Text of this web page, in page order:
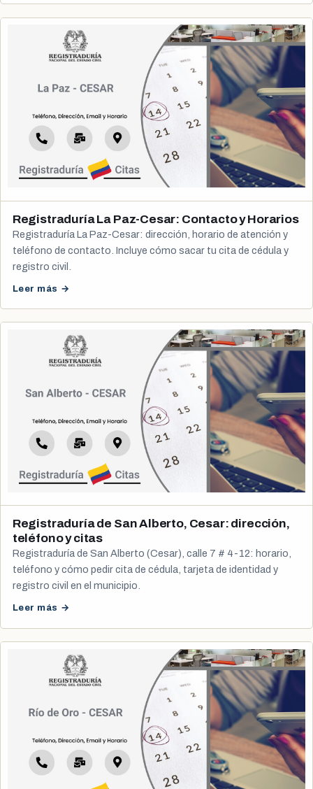
Registraduría La Paz-Cesar: Contacto y Horarios
Registraduría La Paz-Cesar: dirección, horario de atención y
teléfono de contacto. Incluye cómo sacar tu cita de cédula y
registro civil.
Leer más →
Registraduría de San Alberto, Cesar: dirección,
teléfono y citas
Registraduría de San Alberto (Cesar), calle 7 # 4-12: horario,
teléfono y cómo pedir cita de cédula, tarjeta de identidad y
registro civil en el municipio.
Leer más →